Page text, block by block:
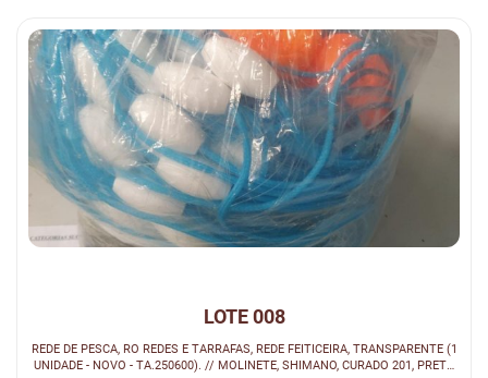
LOTE 008
REDE DE PESCA, RO REDES E TARRAFAS, REDE FEITICEIRA, TRANSPARENTE (1
UNIDADE - NOVO - TA.250600). // MOLINETE, SHIMANO, CURADO 201, PRETO